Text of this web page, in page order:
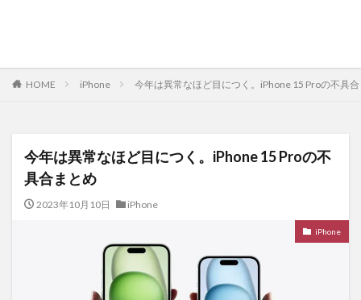
HOME iPhone 今年は異常なほど目につく。iPhone 15 Proの不具
今年は異常なほど目につく。iPhone 15 Proの不
具合まとめ
2023年10月10日 iPhone
iPhone